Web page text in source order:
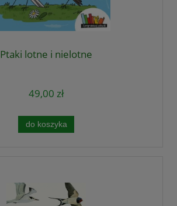
Ptaki lotne i nielotne
49,00 zł
do koszyka